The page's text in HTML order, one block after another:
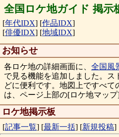
全国ロケ地ガイド 掲示
[年代IDX] [作品IDX]
[俳優IDX] [地域IDX]
お知らせ
各ロケ地の詳細画面に、 全国風
で見る機能を追加しました。ス
どに便利です。地図上ですべて
は、ページ上部の[ロケ地マップ
ロケ地掲示板
[記事一覧] [最新一括] [新規投稿]